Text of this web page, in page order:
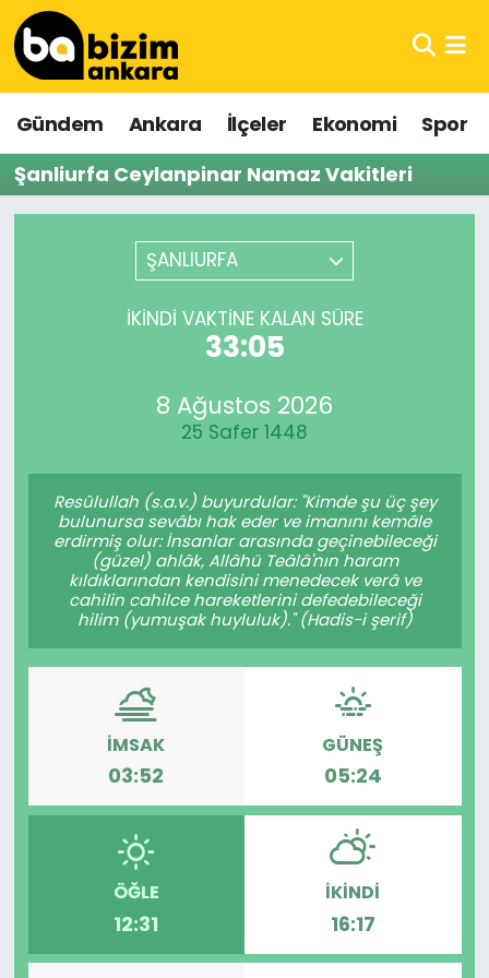
Gündem Ankara İlçeler Ekonomi
Spor
Şanliurfa Ceylanpinar Namaz Vakitleri
ŞANLIURFA
İKINDI VAKTINE KALAN SÜRE
33:05
8 Ağustos 2026
25 Safer 1448
Resûlullah (s.a.v.) buyurdular: "Kimde şu üç şey
bulunursa sevâbı hak eder ve imanını kemâle
erdirmiş olur: İnsanlar arasında geçinebileceği
(güzel) ahlâk, Allâhü Teâlâ'nın haram
kıldıklarından kendisini menedecek verâ ve
cahilin cahilce hareketlerini defedebileceği
hilim (yumuşak huyluluk)." (Hadis-i şerif)
İMSAK
03:52
GÜNEŞ
05:24
ÖĞLE
12:31
İKINDI
16:17
Hava Durumu
Trafik Durumu
Süper Lig Puan Durumu ve Fikstür
Tüm Manşetler
Son Dakika Haberleri